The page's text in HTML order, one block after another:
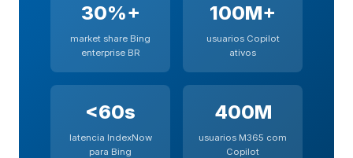
30%+
market share Bing
enterprise BR
100M+
usuarios Copilot
ativos
<60s
latencia IndexNow
para Bing
400M
usuarios M365 com
Copilot